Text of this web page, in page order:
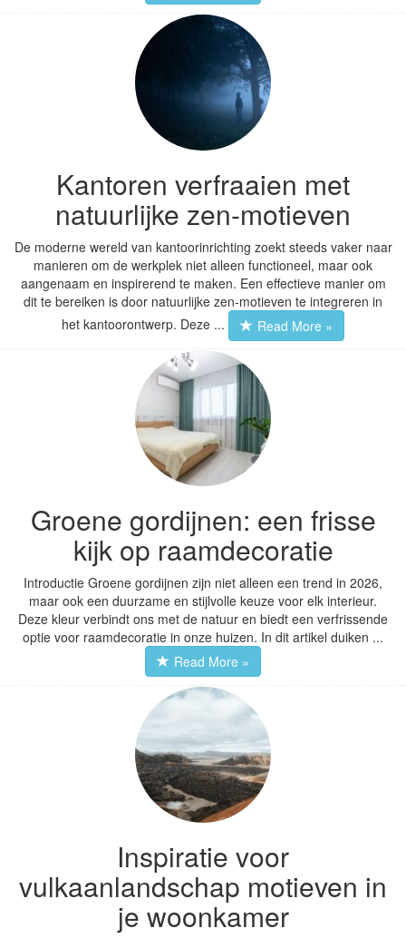
Kantoren verfraaien met
natuurlijke zen-motieven
De moderne wereld van kantoorinrichting zoekt steeds vaker naar
manieren om de werkplek niet alleen functioneel, maar ook
aangenaam en inspirerend te maken. Een effectieve manier om
dit te bereiken is door natuurlijke zen-motieven te integreren in
het kantoorontwerp. Deze ...
Read More »
Groene gordijnen: een frisse
kijk op raamdecoratie
Introductie Groene gordijnen zijn niet alleen een trend in 2026,
maar ook een duurzame en stijlvolle keuze voor elk interieur.
Deze kleur verbindt ons met de natuur en biedt een verfrissende
optie voor raamdecoratie in onze huizen. In dit artikel duiken ...
Read More »
Inspiratie voor
vulkaanlandschap motieven in
je woonkamer